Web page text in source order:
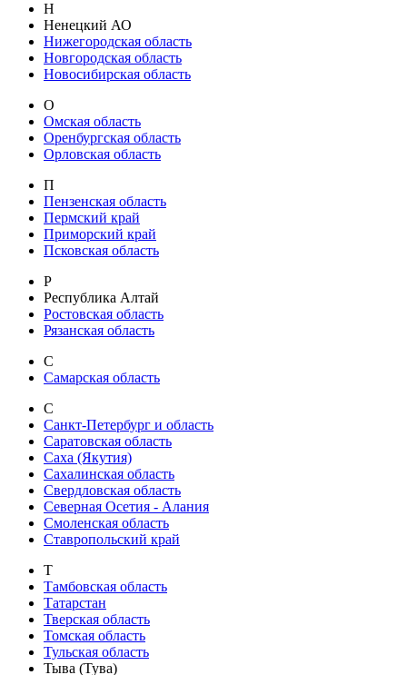
Н
Ненецкий АО
Нижегородская область
Новгородская область
Новосибирская область
О
Омская область
Оренбургская область
Орловская область
П
Пензенская область
Пермский край
Приморский край
Псковская область
Р
Республика Алтай
Ростовская область
Рязанская область
С
Самарская область
С
Санкт-Петербург и область
Саратовская область
Саха (Якутия)
Сахалинская область
Свердловская область
Северная Осетия - Алания
Смоленская область
Ставропольский край
Т
Тамбовская область
Татарстан
Тверская область
Томская область
Тульская область
Тыва (Тува)